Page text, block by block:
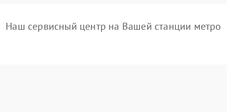
Наш сервисный центр на Вашей станции метро